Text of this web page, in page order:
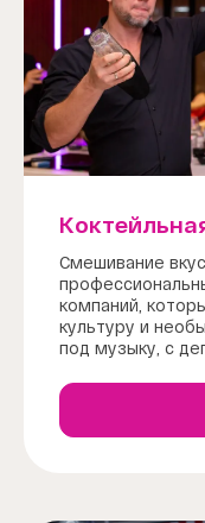
Смешивание
компаний,
культуру и
под музыку, с